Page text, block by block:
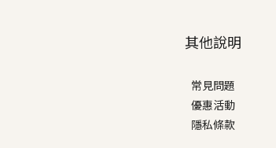
其他說明
常見問題
優惠活動
隱私條款